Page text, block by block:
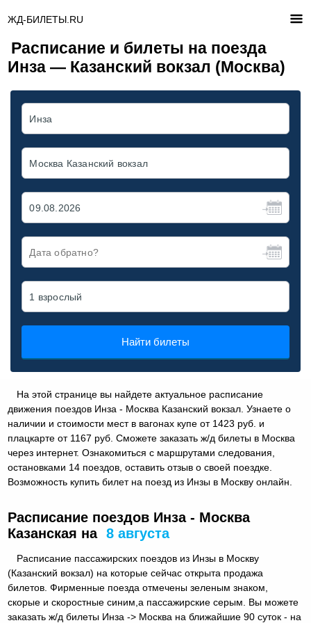
ЖД-БИЛЕТЫ.RU
Расписание и билеты на поезда
Инза — Казанский вокзал (Москва)
Найти билеты
На этой странице вы найдете актуальное расписание
движения поездов Инза - Москва Казанский вокзал. Узнаете о
наличии и стоимости мест в вагонах купе от 1423 руб. и
плацкарте от 1167 руб. Сможете заказать ж/д билеты в Москва
через интернет. Ознакомиться с маршрутами следования,
остановками 14 поездов, оставить отзыв о своей поездке.
Возможность купить билет на поезд из Инзы в Москву онлайн.
Расписание поездов Инза - Москва
Казанская на 8 августа
Расписание пассажирских поездов из Инзы в Москву
(Казанский вокзал) на которые сейчас открыта продажа
билетов. Фирменные поезда отмечены зеленым знаком,
скорые и скоростные синим,а пассажирские серым. Вы можете
заказать ж/д билеты Инза -> Москва на ближайшие 90 суток - на